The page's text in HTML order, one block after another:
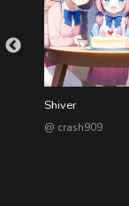
Shiver
@ crash909